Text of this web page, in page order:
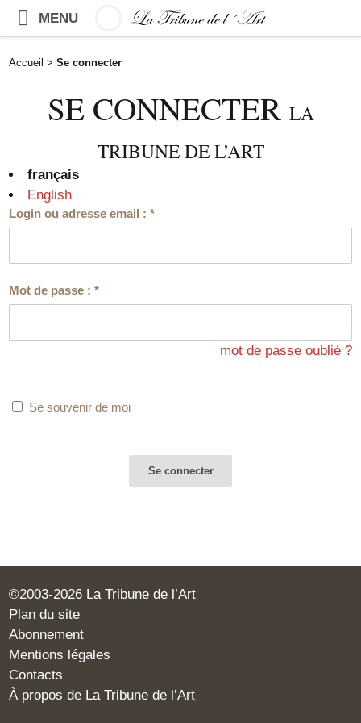
MENU
Accueil > Se connecter
SE CONNECTER LA
TRIBUNE DE L’ART
français
English
Login ou adresse email :*
Mot de passe :*
mot de passe oublié ?
Se souvenir de moi
©2003-2026 La Tribune de l’Art
Plan du site
Abonnement
Mentions légales
Contacts
À propos de La Tribune de l’Art